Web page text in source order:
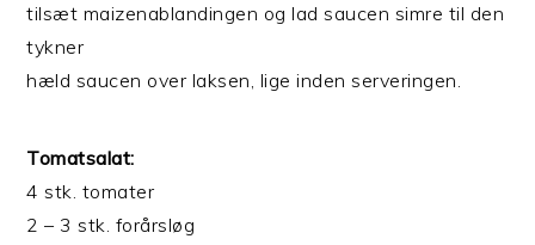
tilsæt maizenablandingen og lad saucen simre til den
tykner
hæld saucen over laksen, lige inden serveringen.
Tomatsalat:
4 stk. tomater
2 – 3 stk. forårsløg